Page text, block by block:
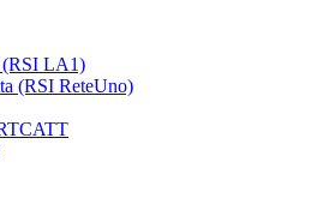
(RSI LA1)
(RSI ReteUno)